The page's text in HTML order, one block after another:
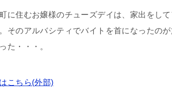
に住むお嬢様のチューズデイは、家出をし
そのアルバシティでバイトを首になったの
た・・・。
こちら(外部)